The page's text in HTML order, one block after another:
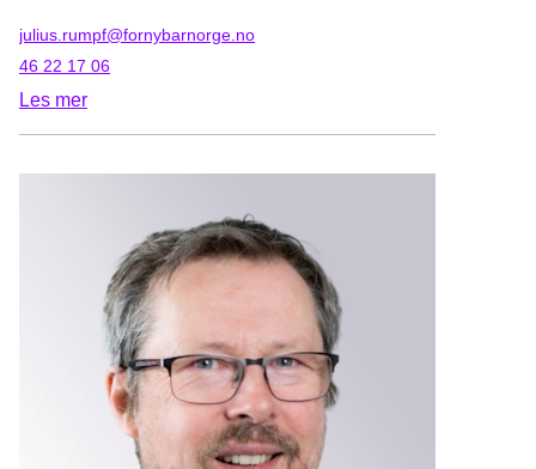
julius.rumpf@fornybarnorge.no
46 22 17 06
Les mer